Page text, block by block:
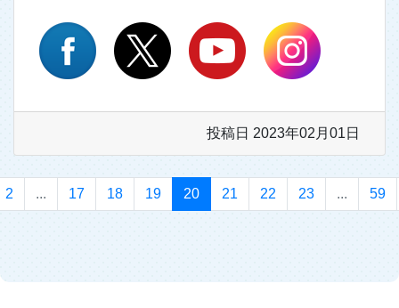
投稿日 2023年02月01日
2 ... 17 18 19 20 21 22 23 ... 59